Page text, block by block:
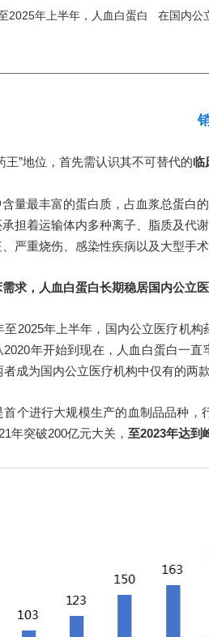
2025年上半年， 人血白蛋白 在国内公
王”地位，首先需认识其不可替代的临
量最丰富的蛋白质，占血浆总蛋白
担着运输体内多种离子、脂质及代
严重烧伤、感染性疾病以及大型手
求，人血白蛋白长期稳居国内公立
2025年上半年，国内公立医疗机
2020年开始到现在，人血白蛋白一
成为国内公立医疗机构中仅有的两款
个进行大规模生产的血制品品种
年突破200亿元大关， 至2023年达到